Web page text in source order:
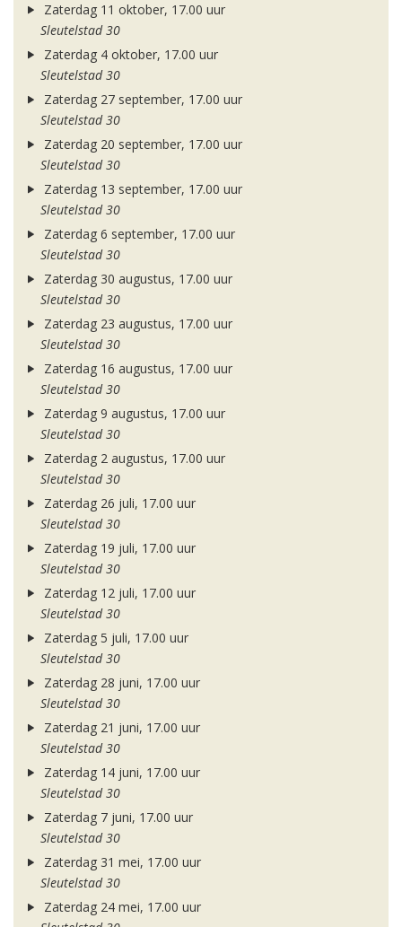
Zaterdag 11 oktober, 17.00 uur
Sleutelstad 30
Zaterdag 4 oktober, 17.00 uur
Sleutelstad 30
Zaterdag 27 september, 17.00 uur
Sleutelstad 30
Zaterdag 20 september, 17.00 uur
Sleutelstad 30
Zaterdag 13 september, 17.00 uur
Sleutelstad 30
Zaterdag 6 september, 17.00 uur
Sleutelstad 30
Zaterdag 30 augustus, 17.00 uur
Sleutelstad 30
Zaterdag 23 augustus, 17.00 uur
Sleutelstad 30
Zaterdag 16 augustus, 17.00 uur
Sleutelstad 30
Zaterdag 9 augustus, 17.00 uur
Sleutelstad 30
Zaterdag 2 augustus, 17.00 uur
Sleutelstad 30
Zaterdag 26 juli, 17.00 uur
Sleutelstad 30
Zaterdag 19 juli, 17.00 uur
Sleutelstad 30
Zaterdag 12 juli, 17.00 uur
Sleutelstad 30
Zaterdag 5 juli, 17.00 uur
Sleutelstad 30
Zaterdag 28 juni, 17.00 uur
Sleutelstad 30
Zaterdag 21 juni, 17.00 uur
Sleutelstad 30
Zaterdag 14 juni, 17.00 uur
Sleutelstad 30
Zaterdag 7 juni, 17.00 uur
Sleutelstad 30
Zaterdag 31 mei, 17.00 uur
Sleutelstad 30
Zaterdag 24 mei, 17.00 uur